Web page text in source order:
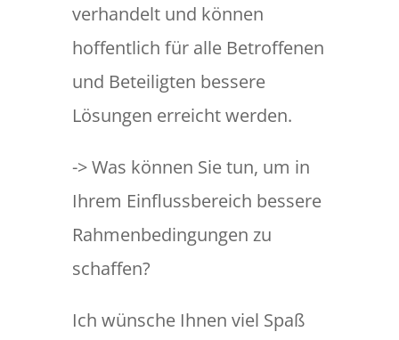
verhandelt und können
hoffentlich für alle Betroffenen
und Beteiligten bessere
Lösungen erreicht werden.
-> Was können Sie tun, um in
Ihrem Einflussbereich bessere
Rahmenbedingungen zu
schaffen?
Ich wünsche Ihnen viel Spaß